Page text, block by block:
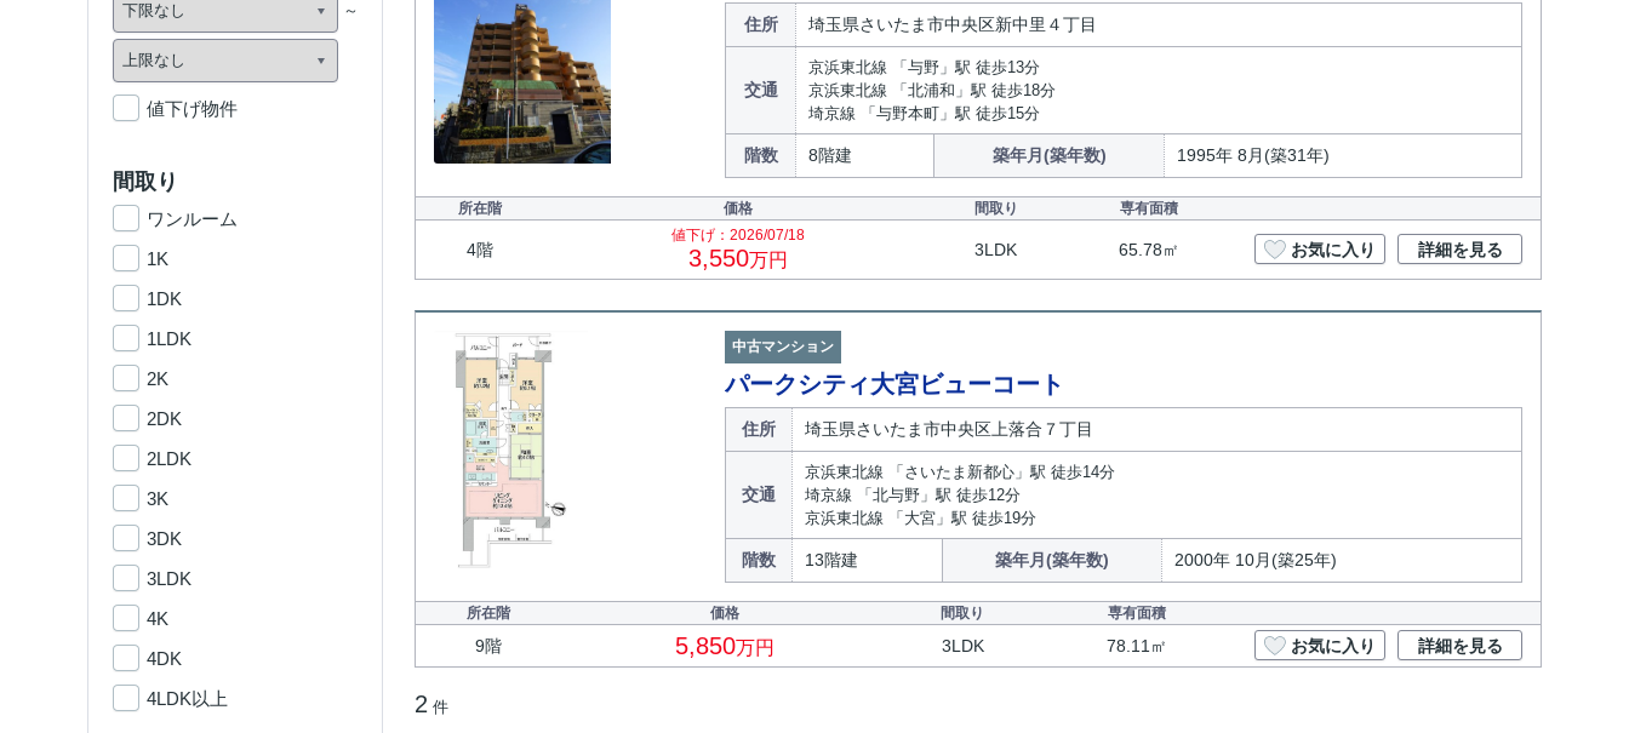
住所 埼玉県さいたま市中央区新中里４丁目
交通
京浜東北線 「与野」駅 徒歩13分
京浜東北線 「北浦和」駅 徒歩18分
埼京線 「与野本町」駅 徒歩15分
階数 8階建 築年月(築年数) 1995年 8月(築31年)
所在階 価格 間取り 専有面積
4階
値下げ：2026/07/18
3,550万円 3LDK 65.78㎡ お気に入り 詳細を見る
中古マンション
パークシティ大宮ビューコート
住所 埼玉県さいたま市中央区上落合７丁目
交通
京浜東北線 「さいたま新都心」駅 徒歩14分
埼京線 「北与野」駅 徒歩12分
京浜東北線 「大宮」駅 徒歩19分
階数 13階建 築年月(築年数) 2000年 10月(築25年)
所在階 価格 間取り 専有面積
9階 5,850万円 3LDK 78.11㎡ お気に入り 詳細を見る
2 件
値下げ物件
間取り
ワンルーム
1K
1DK
1LDK
2K
2DK
2LDK
3K
3DK
3LDK
4K
4DK
4LDK以上